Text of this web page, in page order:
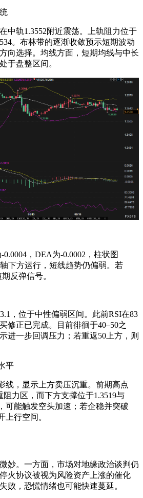
中轨1.3552附近震荡。上轨阻力位于
。布林带的逐渐收敛预示短期波动
向选择。均线方面，短期均线与中长
于盘整区间。
，DEA为-0.0002，柱状图
下方运行，短线趋势仍偏弱。若
反弹信号。
，位于中性偏弱区间。此前RSI在83
修正已完成。目前徘徊于40–50之
进一步回调压力；若重返50上方，则
平
线，显示上方卖压沉重。前期高点
阻力区，而下方支撑位于1.3519与
可能触发空头加速；若企稳并突破
上行空间。
妙。一方面，市场对地缘政治谈判仍
火协议被视为风险资产上涨的催化
败，恐慌情绪也可能快速蔓延。